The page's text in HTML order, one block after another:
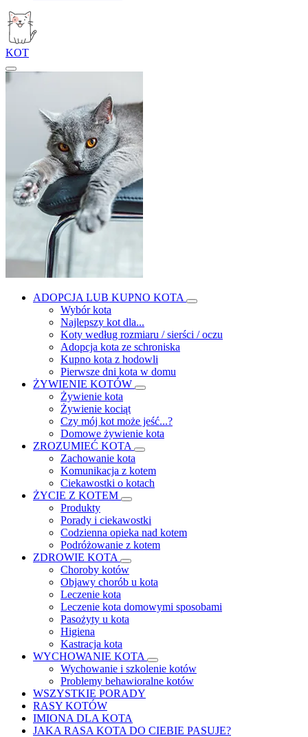
KOT
ADOPCJA LUB KUPNO KOTA
Wybór kota
Najlepszy kot dla...
Koty według rozmiaru / sierści / oczu
Adopcja kota ze schroniska
Kupno kota z hodowli
Pierwsze dni kota w domu
ŻYWIENIE KOTÓW
Żywienie kota
Żywienie kociąt
Czy mój kot może jeść...?
Domowe żywienie kota
ZROZUMIEĆ KOTA
Zachowanie kota
Komunikacja z kotem
Ciekawostki o kotach
ŻYCIE Z KOTEM
Produkty
Porady i ciekawostki
Codzienna opieka nad kotem
Podróżowanie z kotem
ZDROWIE KOTA
Choroby kotów
Objawy chorób u kota
Leczenie kota
Leczenie kota domowymi sposobami
Pasożyty u kota
Higiena
Kastracja kota
WYCHOWANIE KOTA
Wychowanie i szkolenie kotów
Problemy behawioralne kotów
WSZYSTKIE PORADY
RASY KOTÓW
IMIONA DLA KOTA
JAKA RASA KOTA DO CIEBIE PASUJE?